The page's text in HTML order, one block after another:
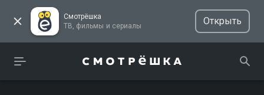
Смотрёшка
ТВ, фильмы и сериалы
Открыть